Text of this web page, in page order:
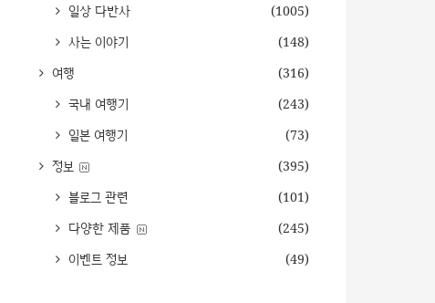
일상 다반사
(1005)
사는 이야기
(148)
여행
(316)
국내 여행기
(243)
일본 여행기
(73)
정보
(395)
블로그 관련
(101)
다양한 제품
(245)
이벤트 정보
(49)